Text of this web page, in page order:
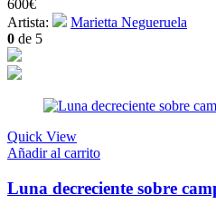
600€
Artista:
Marietta Negueruela
0 de 5
Quick View
Añadir al carrito
Luna decreciente sobre